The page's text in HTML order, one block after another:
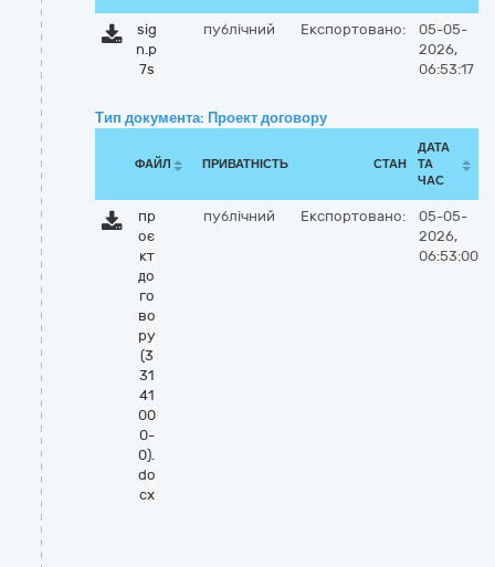
sig
n.p
7s
публічний Експортовано:
05-05-
2026,
06:53:17
Тип документа: Проект договору
ФАЙЛ ПРИВАТНІСТЬ СТАН
ДАТА
ТА
ЧАС
пр
оє
кт
до
го
во
ру
(3
31
41
00
0-
0).
do
cx
публічний Експортовано:
05-05-
2026,
06:53:00